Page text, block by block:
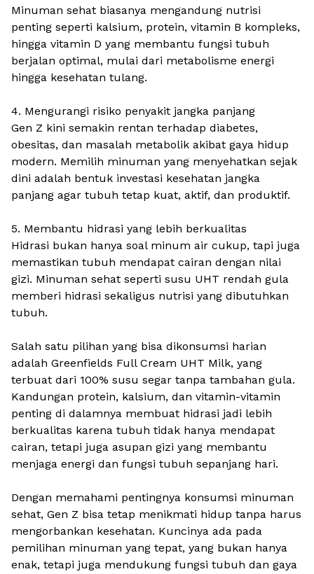
Minuman sehat biasanya mengandung nutrisi
penting seperti kalsium, protein, vitamin B kompleks,
hingga vitamin D yang membantu fungsi tubuh
berjalan optimal, mulai dari metabolisme energi
hingga kesehatan tulang.
4. Mengurangi risiko penyakit jangka panjang
Gen Z kini semakin rentan terhadap diabetes,
obesitas, dan masalah metabolik akibat gaya hidup
modern. Memilih minuman yang menyehatkan sejak
dini adalah bentuk investasi kesehatan jangka
panjang agar tubuh tetap kuat, aktif, dan produktif.
5. Membantu hidrasi yang lebih berkualitas
Hidrasi bukan hanya soal minum air cukup, tapi juga
memastikan tubuh mendapat cairan dengan nilai
gizi. Minuman sehat seperti susu UHT rendah gula
memberi hidrasi sekaligus nutrisi yang dibutuhkan
tubuh.
Salah satu pilihan yang bisa dikonsumsi harian
adalah Greenfields Full Cream UHT Milk, yang
terbuat dari 100% susu segar tanpa tambahan gula.
Kandungan protein, kalsium, dan vitamin-vitamin
penting di dalamnya membuat hidrasi jadi lebih
berkualitas karena tubuh tidak hanya mendapat
cairan, tetapi juga asupan gizi yang membantu
menjaga energi dan fungsi tubuh sepanjang hari.
Dengan memahami pentingnya konsumsi minuman
sehat, Gen Z bisa tetap menikmati hidup tanpa harus
mengorbankan kesehatan. Kuncinya ada pada
pemilihan minuman yang tepat, yang bukan hanya
enak, tetapi juga mendukung fungsi tubuh dan gaya